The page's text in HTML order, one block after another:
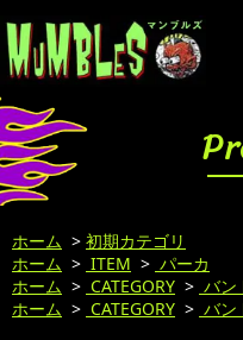
ホーム > 初期カテゴリ
ホーム > ITEM > パーカ
ホーム > CATEGORY > バン
ホーム > CATEGORY > バン